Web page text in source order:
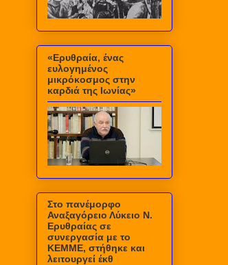
«Ερυθραία, ένας
ευλογημένος
μικρόκοσμος στην
καρδιά της Ιωνίας»
Στο πανέμορφο
Αναξαγόρειο Λύκειο Ν.
Ερυθραίας σε
συνεργασία με το
ΚΕΜΜΕ, στήθηκε και
λειτουργεί έκθ